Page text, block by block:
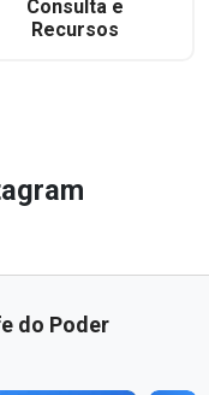
Consulta e
Recursos
do Poder